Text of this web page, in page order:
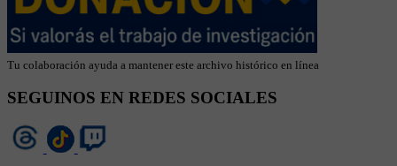
Tu colaboración ayuda a mantener este archivo histórico en línea
SEGUINOS EN REDES SOCIALES